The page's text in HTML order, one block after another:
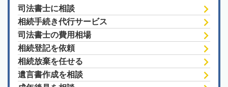
司法書士に相談
相続手続き代行サービス
司法書士の費用相場
相続登記を依頼
相続放棄を任せる
遺言書作成を相談